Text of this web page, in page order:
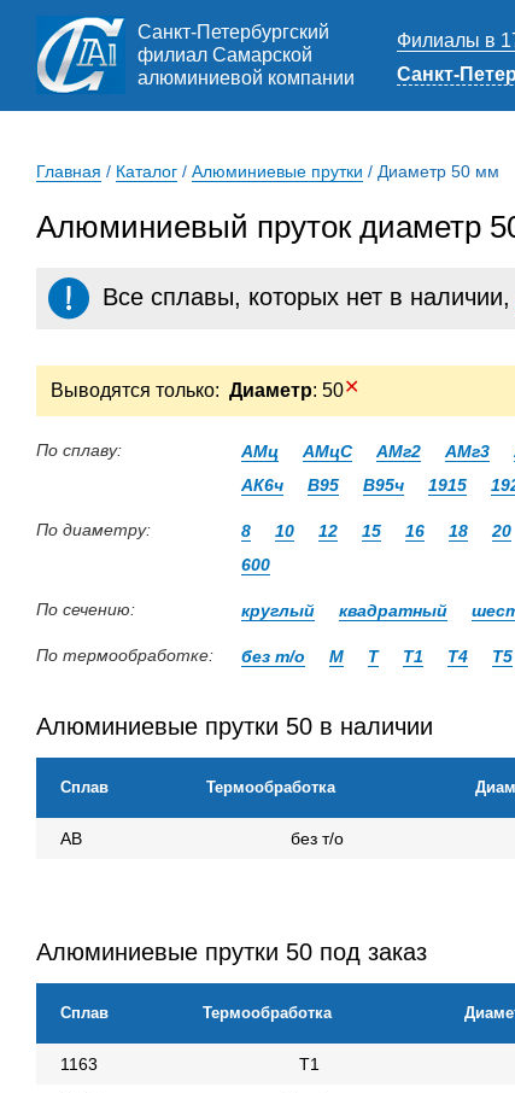
Санкт-Петербургский
филиал Самарской
алюминиевой компании
Филиалы в
Санкт-
Главная / Каталог / Алюминиевые прутки / Диаметр 50 мм
Алюминиевый пруток диаметр
Все сплавы, которых нет в наличии,
Выводятся только: Диаметр: 50✕
По сплаву: АМц АМцС АМг2 АМг3
АК6ч
В95 В95ч 1915
По диаметру: 8 10 12 15 16 18 20
600
По сечению: круглый квадратный
По термообработке: без т/о М Т Т1 Т4 Т5
Алюминиевые прутки 50 в наличии
Сплав Термообработка
АВ без т/о
Алюминиевые прутки 50 под заказ
Сплав Термообработка
1163 Т1